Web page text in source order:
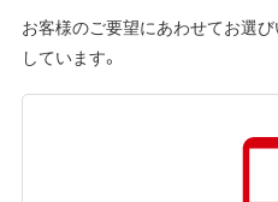
お客様のご要望にあわせてお選
しています。